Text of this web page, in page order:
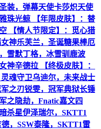
装，弹幕天使卡莎炽天使
珠光鲸 【年限皮肤】：替
【情人节限定】：觅心猎
神乐芙兰，圣诞糖果棒厄
雪默丁格，冰雪驯鹿波
神辛德拉 【终极皮肤】：
魂守卫乌迪尔，未来战士
之刃锐雯，冠军典狱长锤
之隐劫，Fnatic嘉文四
杀星伊泽瑞尔，SKTT1
，SSW泰隆，SKTT1雷